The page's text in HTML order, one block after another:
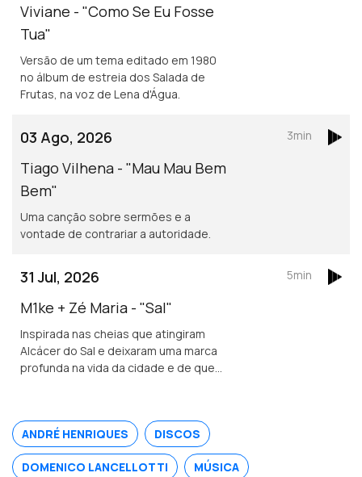
Viviane - "Como Se Eu Fosse
Tua"
Versão de um tema editado em 1980
no álbum de estreia dos Salada de
Frutas, na voz de Lena d'Água.
03 Ago, 2026
Tiago Vilhena - "Mau Mau Bem
Bem"
Uma canção sobre sermões e a
vontade de contrariar a autoridade.
3min
31 Jul, 2026
M1ke + Zé Maria - "Sal"
Inspirada nas cheias que atingiram
Alcácer do Sal e deixaram uma marca
profunda na vida da cidade e de quem
5min
ANDRÉ HENRIQUES DISCOS
DOMENICO LANCELLOTTI MÚSICA